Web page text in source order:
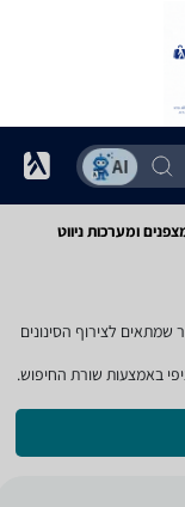
ומערכות ניווט
לצירוף הסינונים
באמצעות שורת החיפוש.